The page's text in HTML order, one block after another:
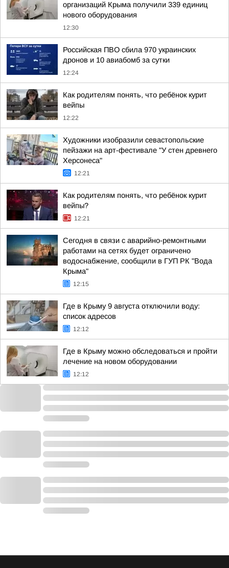
организаций Крыма получили 339 единиц
нового оборудования
12:30
Российская ПВО сбила 970 украинских
дронов и 10 авиабомб за сутки
12:24
Как родителям понять, что ребёнок курит
вейпы
12:22
Художники изобразили севастопольские
пейзажи на арт-фестивале "У стен древнего
Херсонеса"
12:21
Как родителям понять, что ребёнок курит
вейпы?
12:21
Сегодня в связи с аварийно-ремонтными
работами на сетях будет ограничено
водоснабжение, сообщили в ГУП РК "Вода
Крыма"
12:15
Где в Крыму 9 августа отключили воду:
список адресов
12:12
Где в Крыму можно обследоваться и пройти
лечение на новом оборудовании
12:12